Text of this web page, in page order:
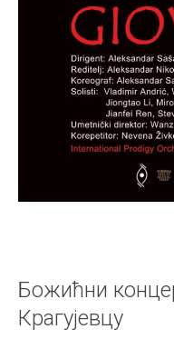
Божићни
Крагујевцу